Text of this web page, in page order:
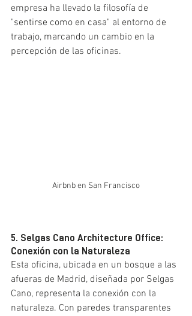
empresa ha llevado la filosofía de
"sentirse como en casa" al entorno de
trabajo, marcando un cambio en la
percepción de las oficinas.
Airbnb en San Francisco
5. Selgas Cano Architecture Office:
Conexión con la Naturaleza
Esta oficina, ubicada en un bosque a las
afueras de Madrid, diseñada por Selgas
Cano, representa la conexión con la
naturaleza. Con paredes transparentes